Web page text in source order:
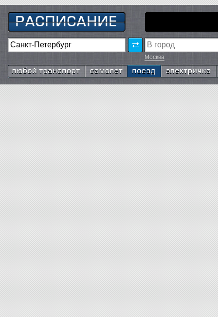
Москва
Любой транспорт Самолёт Поезд Электричка